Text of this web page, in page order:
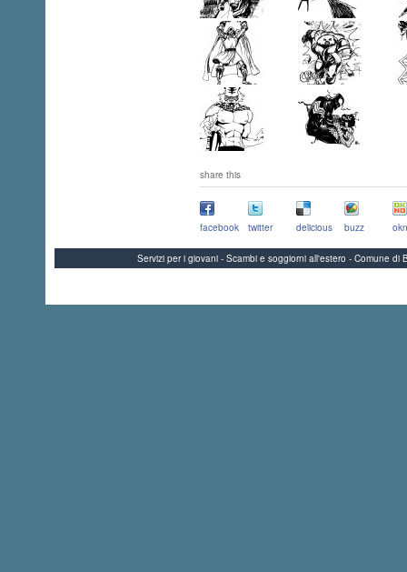
share this
facebook twitter delicious buzz
Servizi per i giovani - Scambi e soggiorni all'estero - Comune